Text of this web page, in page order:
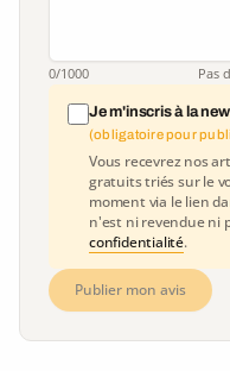
0/1000 Pas
Je m'inscris à la
(obligatoire pour
Vous recevrez nos
gratuits triés sur le
moment via le lien
n'est ni revendue ni
confidentialité.
Publier mon avis